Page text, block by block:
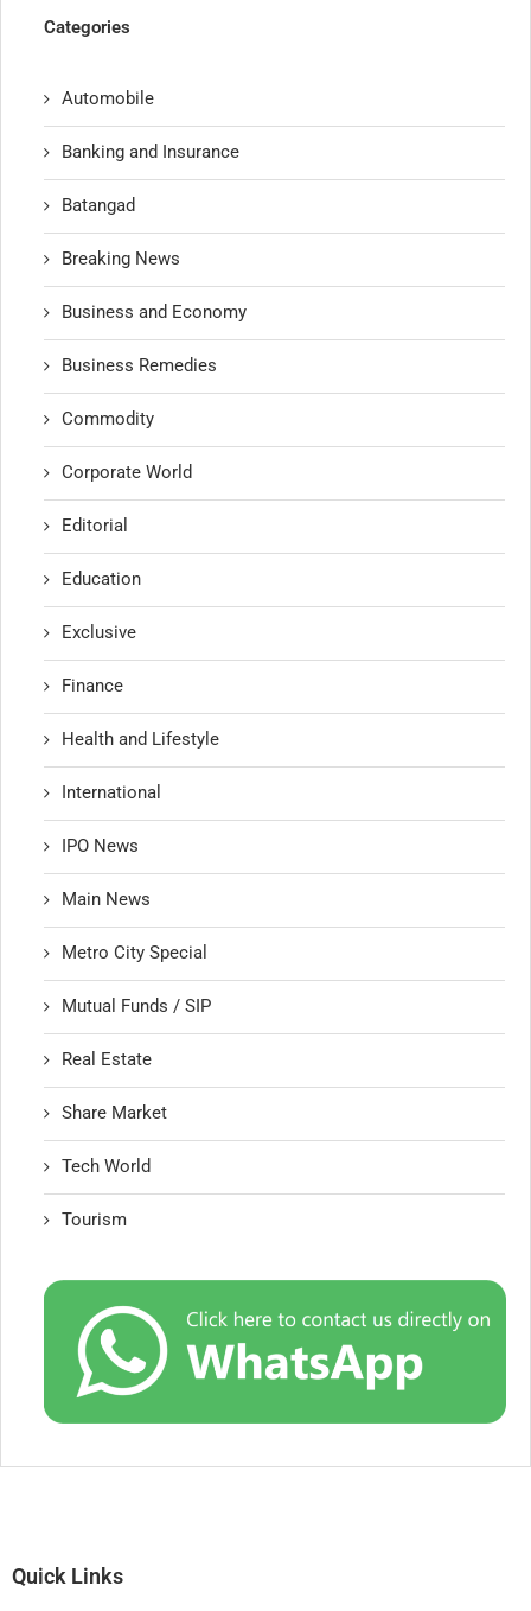
Categories
Automobile
Banking and Insurance
Batangad
Breaking News
Business and Economy
Business Remedies
Commodity
Corporate World
Editorial
Education
Exclusive
Finance
Health and Lifestyle
International
IPO News
Main News
Metro City Special
Mutual Funds / SIP
Real Estate
Share Market
Tech World
Tourism
Quick Links